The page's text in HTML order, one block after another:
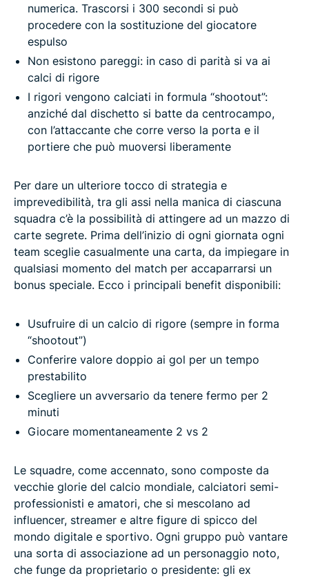
numerica. Trascorsi i 300 secondi si può
procedere con la sostituzione del giocatore
espulso
Non esistono pareggi: in caso di parità si va ai
calci di rigore
I rigori vengono calciati in formula “shootout”:
anziché dal dischetto si batte da centrocampo,
con l’attaccante che corre verso la porta e il
portiere che può muoversi liberamente
Per dare un ulteriore tocco di strategia e
imprevedibilità, tra gli assi nella manica di ciascuna
squadra c’è la possibilità di attingere ad un mazzo di
carte segrete. Prima dell’inizio di ogni giornata ogni
team sceglie casualmente una carta, da impiegare in
qualsiasi momento del match per accaparrarsi un
bonus speciale. Ecco i principali benefit disponibili:
Usufruire di un calcio di rigore (sempre in forma
“shootout”)
Conferire valore doppio ai gol per un tempo
prestabilito
Scegliere un avversario da tenere fermo per 2
minuti
Giocare momentaneamente 2 vs 2
Le squadre, come accennato, sono composte da
vecchie glorie del calcio mondiale, calciatori semi-
professionisti e amatori, che si mescolano ad
influencer, streamer e altre figure di spicco del
mondo digitale e sportivo. Ogni gruppo può vantare
una sorta di associazione ad un personaggio noto,
che funge da proprietario o presidente: gli ex